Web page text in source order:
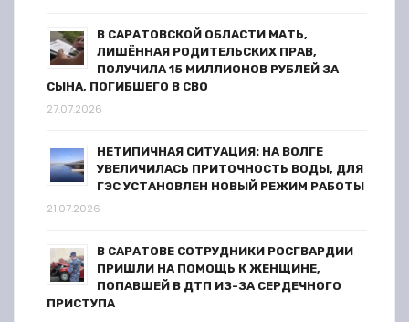
В САРАТОВСКОЙ ОБЛАСТИ МАТЬ,
ЛИШЁННАЯ РОДИТЕЛЬСКИХ ПРАВ,
ПОЛУЧИЛА 15 МИЛЛИОНОВ РУБЛЕЙ ЗА
СЫНА, ПОГИБШЕГО В СВО
27.07.2026
НЕТИПИЧНАЯ СИТУАЦИЯ: НА ВОЛГЕ
УВЕЛИЧИЛАСЬ ПРИТОЧНОСТЬ ВОДЫ, ДЛЯ
ГЭС УСТАНОВЛЕН НОВЫЙ РЕЖИМ РАБОТЫ
21.07.2026
В САРАТОВЕ СОТРУДНИКИ РОСГВАРДИИ
ПРИШЛИ НА ПОМОЩЬ К ЖЕНЩИНЕ,
ПОПАВШЕЙ В ДТП ИЗ-ЗА СЕРДЕЧНОГО
ПРИСТУПА